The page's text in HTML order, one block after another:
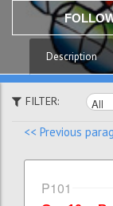
Description
FILTER:
<< Previous
P101